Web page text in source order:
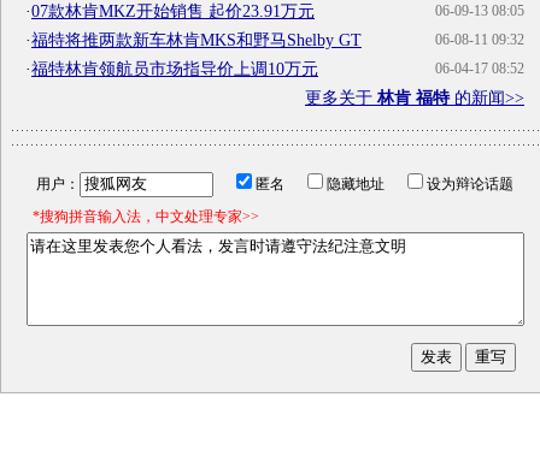
06-09-13 08:05
·07款林肯MKZ开始销售 起价23.91万元
06-08-11 09:32
·福特将推两款新车林肯MKS和野马Shelby GT
06-04-17 08:52
·福特林肯领航员市场指导价上调10万元
更多关于 林肯 福特的新闻>>
用户： 匿名 隐藏地址
设为辩论话题
*搜狗拼音输入法，中文处理专家>>